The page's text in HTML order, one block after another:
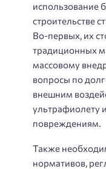
использование
строительстве
Во-первых, их
традиционных
массовому
вопросы по
внешним
ультрафиолету
повреждениям.
Также
нормативов,